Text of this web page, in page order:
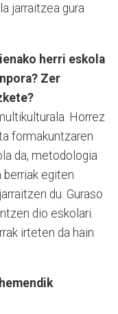
jarraitzea gura
herri eskola
Zer
Horrez
formakuntzaren
da, metodologia
berriak egiten
du. Guraso
dio eskolari.
irteten da hain